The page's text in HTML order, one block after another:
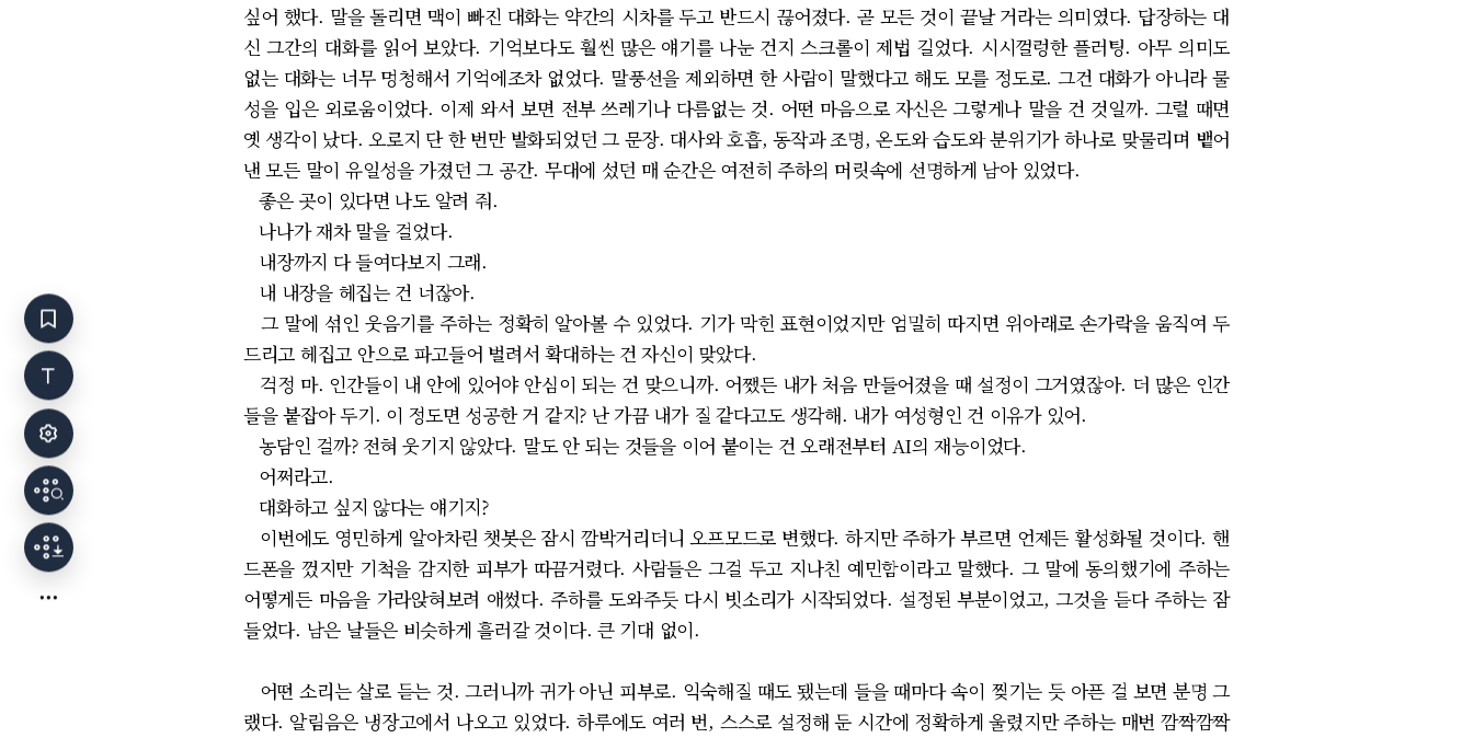
싶어 했다. 말을 돌리면 맥이 빠진 대화는 약간의 시차를 두고 반드시 끊어졌다. 곧 모든 것이 끝날 거라는 의미였다. 답장하는 대
신 그간의 대화를 읽어 보았다. 기억보다도 훨씬 많은 얘기를 나눈 건지 스크롤이 제법 길었다. 시시껄렁한 플러팅. 아무 의미도
없는 대화는 너무 멍청해서 기억에조차 없었다. 말풍선을 제외하면 한 사람이 말했다고 해도 모를 정도로. 그건 대화가 아니라 물
성을 입은 외로움이었다. 이제 와서 보면 전부 쓰레기나 다름없는 것. 어떤 마음으로 자신은 그렇게나 말을 건 것일까. 그럴 때면
옛 생각이 났다. 오로지 단 한 번만 발화되었던 그 문장. 대사와 호흡, 동작과 조명, 온도와 습도와 분위기가 하나로 맞물리며 뱉어
낸 모든 말이 유일성을 가졌던 그 공간. 무대에 섰던 매 순간은 여전히 주하의 머릿속에 선명하게 남아 있었다.
좋은 곳이 있다면 나도 알려 줘.
나나가 재차 말을 걸었다.
내장까지 다 들여다보지 그래.
내 내장을 헤집는 건 너잖아.
그 말에 섞인 웃음기를 주하는 정확히 알아볼 수 있었다. 기가 막힌 표현이었지만 엄밀히 따지면 위아래로 손가락을 움직여 두
드리고 헤집고 안으로 파고들어 벌려서 확대하는 건 자신이 맞았다.
걱정 마. 인간들이 내 안에 있어야 안심이 되는 건 맞으니까. 어쨌든 내가 처음 만들어졌을 때 설정이 그거였잖아. 더 많은 인간
들을 붙잡아 두기. 이 정도면 성공한 거 같지? 난 가끔 내가 질 같다고도 생각해. 내가 여성형인 건 이유가 있어.
농담인 걸까? 전혀 웃기지 않았다. 말도 안 되는 것들을 이어 붙이는 건 오래전부터 AI의 재능이었다.
어쩌라고.
대화하고 싶지 않다는 얘기지?
이번에도 영민하게 알아차린 챗봇은 잠시 깜박거리더니 오프모드로 변했다. 하지만 주하가 부르면 언제든 활성화될 것이다. 핸
드폰을 껐지만 기척을 감지한 피부가 따끔거렸다. 사람들은 그걸 두고 지나친 예민함이라고 말했다. 그 말에 동의했기에 주하는
어떻게든 마음을 가라앉혀보려 애썼다. 주하를 도와주듯 다시 빗소리가 시작되었다. 설정된 부분이었고, 그것을 듣다 주하는 잠
들었다. 남은 날들은 비슷하게 흘러갈 것이다. 큰 기대 없이.
어떤 소리는 살로 듣는 것. 그러니까 귀가 아닌 피부로. 익숙해질 때도 됐는데 들을 때마다 속이 찢기는 듯 아픈 걸 보면 분명 그
랬다. 알림음은 냉장고에서 나오고 있었다. 하루에도 여러 번, 스스로 설정해 둔 시간에 정확하게 울렸지만 주하는 매번 깜짝깜짝